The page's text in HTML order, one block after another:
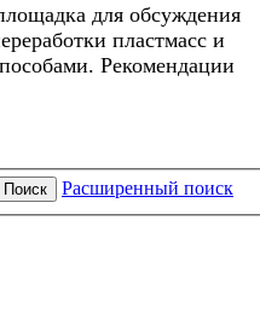
для обсуждения
пластмасс и
Рекомендации
Поиск Расширенный поиск